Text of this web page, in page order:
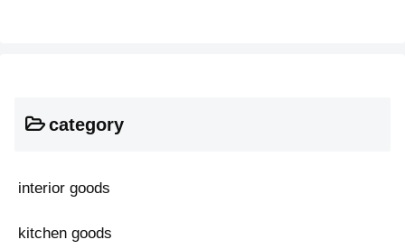
category
interior goods
kitchen goods